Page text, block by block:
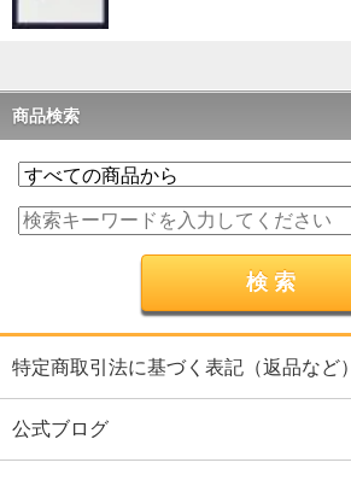
商品検索
特定商取引法に基づく表記（返品など）
公式ブログ